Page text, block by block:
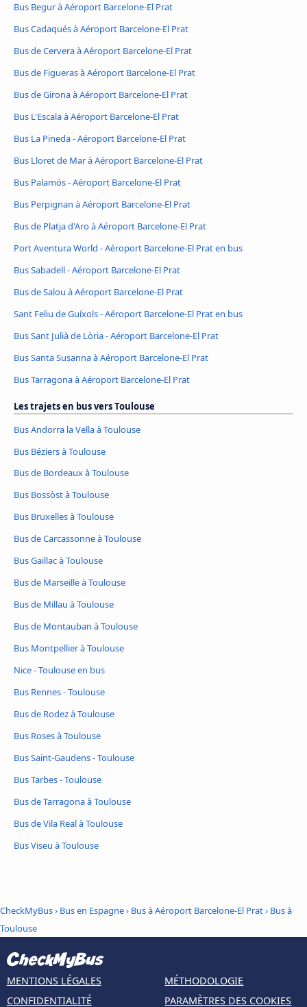
Bus Begur à Aéroport Barcelone-El Prat
Bus Cadaqués à Aéroport Barcelone-El Prat
Bus de Cervera à Aéroport Barcelone-El Prat
Bus de Figueras à Aéroport Barcelone-El Prat
Bus de Girona à Aéroport Barcelone-El Prat
Bus L'Escala à Aéroport Barcelone-El Prat
Bus La Pineda - Aéroport Barcelone-El Prat
Bus Lloret de Mar à Aéroport Barcelone-El Prat
Bus Palamós - Aéroport Barcelone-El Prat
Bus Perpignan à Aéroport Barcelone-El Prat
Bus de Platja d'Aro à Aéroport Barcelone-El Prat
Port Aventura World - Aéroport Barcelone-El Prat en bus
Bus Sabadell - Aéroport Barcelone-El Prat
Bus de Salou à Aéroport Barcelone-El Prat
Sant Feliu de Guíxols - Aéroport Barcelone-El Prat en bus
Bus Sant Julià de Lòria - Aéroport Barcelone-El Prat
Bus Santa Susanna à Aéroport Barcelone-El Prat
Bus Tarragona à Aéroport Barcelone-El Prat
Les trajets en bus vers Toulouse
Bus Andorra la Vella à Toulouse
Bus Béziers à Toulouse
Bus de Bordeaux à Toulouse
Bus Bossòst à Toulouse
Bus Bruxelles à Toulouse
Bus de Carcassonne à Toulouse
Bus Gaillac à Toulouse
Bus de Marseille à Toulouse
Bus de Millau à Toulouse
Bus de Montauban à Toulouse
Bus Montpellier à Toulouse
Nice - Toulouse en bus
Bus Rennes - Toulouse
Bus de Rodez à Toulouse
Bus Roses à Toulouse
Bus Saint-Gaudens - Toulouse
Bus Tarbes - Toulouse
Bus de Tarragona à Toulouse
Bus de Vila Real à Toulouse
Bus Viseu à Toulouse
CheckMyBus› Bus en Espagne› Bus à Aéroport Barcelone-El Prat› Bus à
Toulouse
MENTIONS LÉGALES
CONFIDENTIALITÉ
MÉTHODOLOGIE
PARAMÈTRES DES COOKIES